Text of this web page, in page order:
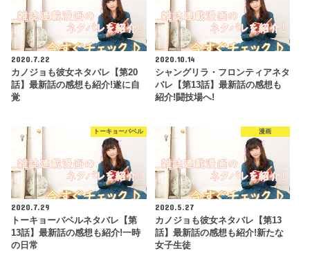
2020.7.22
カノジョも彼女ネタバレ【第20
話】最新話の感想も紹介!遂に自
覚
2020.10.14
シャングリラ・フロンティアネタ
バレ【第13話】最新話の感想も
紹介!闘技場へ!
トーキョーバベル
2020.7.29
トーキョーバベルネタバレ【第
13話】最新話の感想も紹介!一時
の日常
漫画
2020.5.27
カノジョも彼女ネタバレ【第13
話】最新話の感想も紹介!新たな
女子生徒